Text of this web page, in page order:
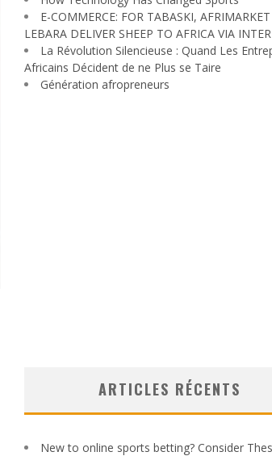
E-COMMERCE: FOR TABASKI,
LEBARA DELIVER SHEEP TO AFRICA VIA
La Révolution Silencieuse : Quand Les
Africains Décident de ne Plus se Taire
Génération afropreneurs
ARTICLES RÉCENTS
New to online sports betting? Consider